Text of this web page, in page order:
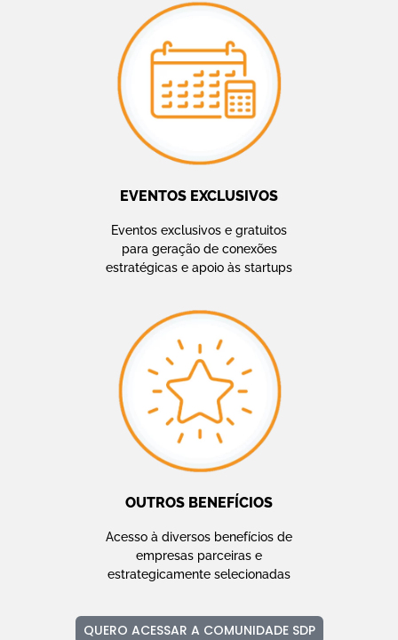
EVENTOS EXCLUSIVOS
Eventos exclusivos e gratuitos
para geração de conexões
estratégicas e apoio às startups
OUTROS BENEFÍCIOS
Acesso à diversos benefícios de
empresas parceiras e
estrategicamente selecionadas
QUERO ACESSAR A COMUNIDADE SDP